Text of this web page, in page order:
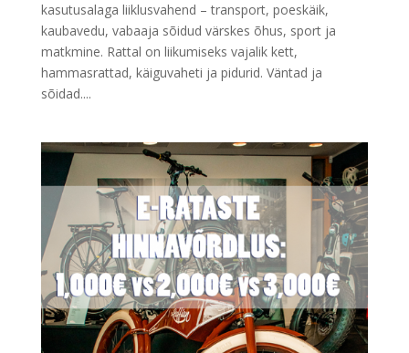
kasutusalaga liiklusvahend – transport, poeskäik,
kaubavedu, vabaaja sõidud värskes õhus, sport ja
matkmine. Rattal on liikumiseks vajalik kett,
hammasrattad, käiguvaheti ja pidurid. Väntad ja
sõidad....